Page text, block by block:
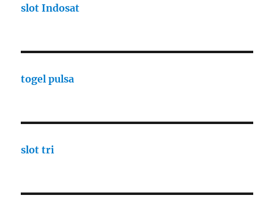
slot Indosat
togel pulsa
slot tri